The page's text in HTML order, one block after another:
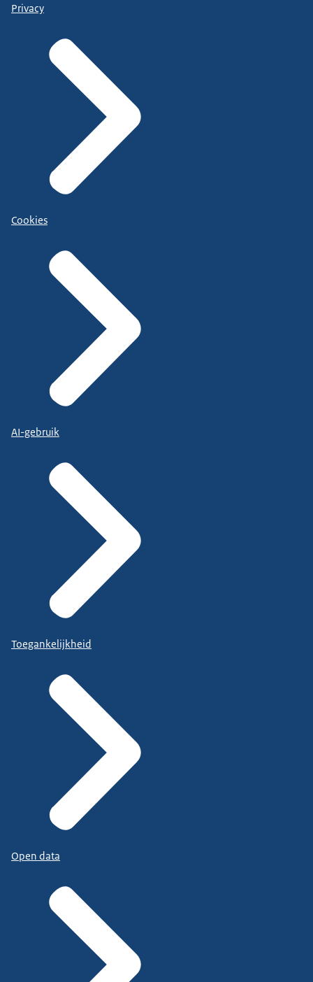
Privacy
Cookies
AI-gebruik
Toegankelijkheid
Open data